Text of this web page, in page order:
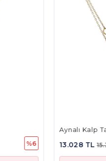
Aynalı Kalp Taşlı Kolye
13.028 TL 15.372 TL